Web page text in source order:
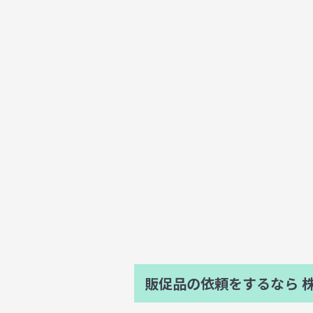
販促品の依頼をするなら